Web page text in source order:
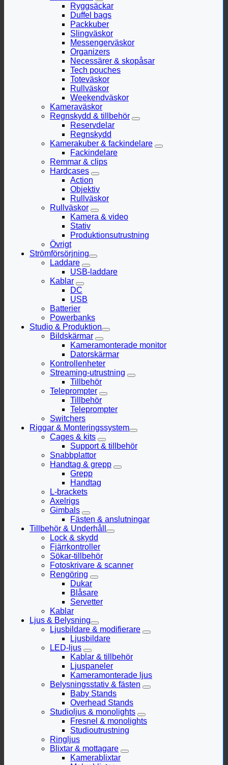
Ryggsäckar
Duffel bags
Packkuber
Slingväskor
Messengerväskor
Organizers
Necessärer & skopåsar
Tech pouches
Toteväskor
Rullväskor
Weekendväskor
Kameraväskor
Regnskydd & tillbehör
Reservdelar
Regnskydd
Kamerakuber & fackindelare
Fackindelare
Remmar & clips
Hardcases
Action
Objektiv
Rullväskor
Rullväskor
Kamera & video
Stativ
Produktionsutrustning
Övrigt
Strömförsörjning
Laddare
USB-laddare
Kablar
DC
USB
Batterier
Powerbanks
Studio & Produktion
Bildskärmar
Kameramonterade monitor
Datorskärmar
Kontrollenheter
Streaming-utrustning
Tillbehör
Teleprompter
Tillbehör
Teleprompter
Switchers
Riggar & Monteringssystem
Cages & kits
Support & tillbehör
Snabbplattor
Handtag & grepp
Grepp
Handtag
L-brackets
Axelrigs
Gimbals
Fästen & anslutningar
Tillbehör & Underhåll
Lock & skydd
Fjärrkontroller
Sökar-tillbehör
Fotoskrivare & scanner
Rengöring
Dukar
Blåsare
Servetter
Kablar
Ljus & Belysning
Ljusbildare & modifierare
Ljusbildare
LED-ljus
Kablar & tillbehör
Ljuspaneler
Kameramonterade ljus
Belysningsstativ & fästen
Baby Stands
Overhead Stands
Studioljus & monolights
Fresnel & monolights
Studioutrustning
Ringljus
Blixtar & mottagare
Kamerablixtar